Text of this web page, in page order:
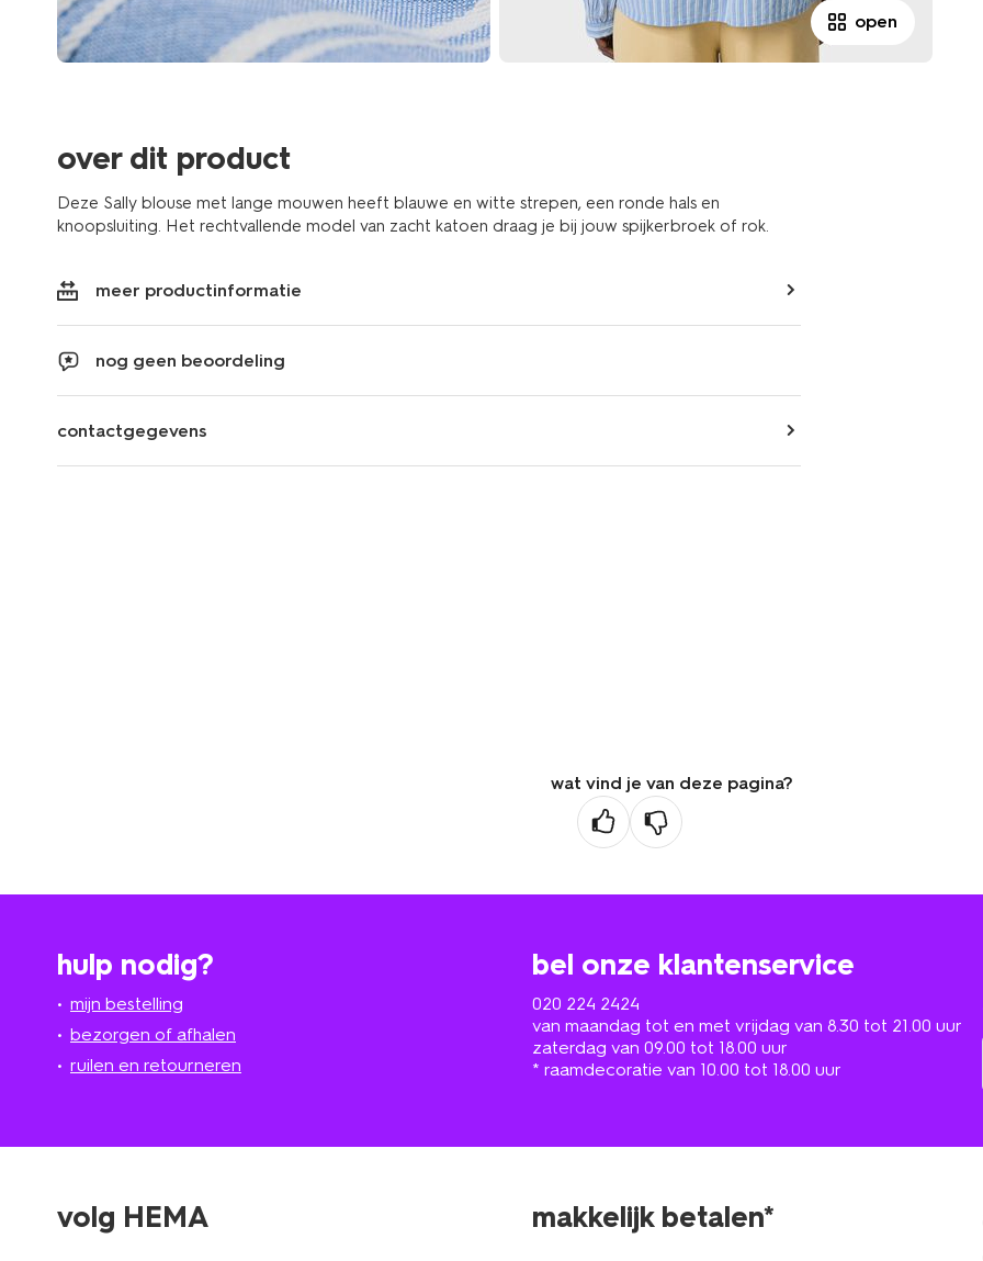
open
over dit product
Deze Sally blouse met lange mouwen heeft blauwe en witte strepen, een ronde hals en
knoopsluiting. Het rechtvallende model van zacht katoen draag je bij jouw spijkerbroek of rok.
meer productinformatie
nog geen beoordeling
contactgegevens
wat vind je van deze pagina?
hulp nodig?
mijn bestelling
bezorgen of afhalen
ruilen en retourneren
bel onze klantenservice
020 224 2424
van maandag tot en met vrijdag van 8.30 tot 21.00 uur
zaterdag van 09.00 tot 18.00 uur
* raamdecoratie van 10.00 tot 18.00 uur
volg HEMA makkelijk betalen*